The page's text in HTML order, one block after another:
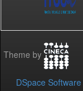
Theme by
DSpace Software